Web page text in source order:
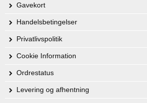
Gavekort
Handelsbetingelser
Privatlivspolitik
Cookie Information
Ordrestatus
Levering og afhentning